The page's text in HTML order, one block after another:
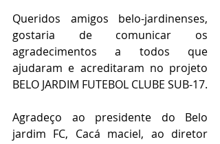
Queridos amigos belo-jardinenses,
gostaria de comunicar os
agradecimentos a todos que
ajudaram e acreditaram no projeto
BELO JARDIM FUTEBOL CLUBE SUB-17.
Agradeço ao presidente do Belo
jardim FC, Cacá maciel, ao diretor